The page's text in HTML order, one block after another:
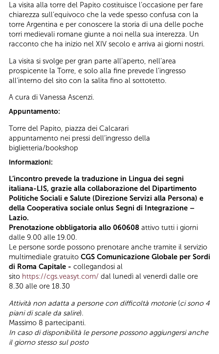
La visita alla torre del Papito costituisce l’occasione per fare
chiarezza sull’equivoco che la vede spesso confusa con la
torre Argentina e per conoscere la storia di una delle poche
torri medievali romane giunte a noi nella sua interezza. Un
racconto che ha inizio nel XIV secolo e arriva ai giorni nostri.
La visita si svolge per gran parte all’aperto, nell’area
prospicente la Torre, e solo alla fine prevede l’ingresso
all’interno del sito con la salita fino al sottotetto.
A cura di Vanessa Ascenzi.
Appuntamento:
Torre del Papito, piazza dei Calcarari
appuntamento nei pressi dell’ingresso della
biglietteria/bookshop
Informazioni:
L’incontro prevede la traduzione in Lingua dei segni
italiana-LIS, grazie alla collaborazione del Dipartimento
Politiche Sociali e Salute (Direzione Servizi alla Persona) e
della Cooperativa sociale onlus Segni di Integrazione –
Lazio.
Prenotazione obbligatoria allo 060608 attivo tutti i giorni
dalle 9.00 alle 19.00.
Le persone sorde possono prenotare anche tramite il servizio
multimediale gratuito CGS Comunicazione Globale per Sordi
di Roma Capitale - collegandosi al
sito https://cgs.veasyt.com/ dal lunedì al venerdì dalle ore
8.30 alle ore 18.30
Attività non adatta a persone con difficoltà motorie(ci sono 4
piani di scale da salire).
Massimo 8 partecipanti.
In caso di disponibilità le persone possono aggiungersi anche
il giorno stesso sul posto